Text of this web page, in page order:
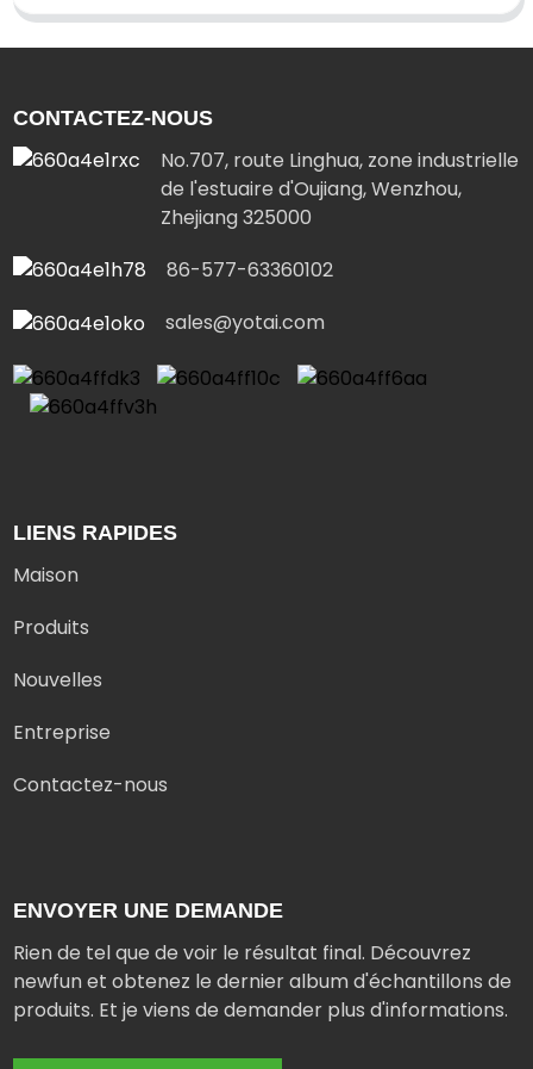
CONTACTEZ-NOUS
No.707, route Linghua, zone industrielle
de l'estuaire d'Oujiang, Wenzhou,
Zhejiang 325000
86-577-63360102
sales@yotai.com
LIENS RAPIDES
Maison
Produits
Nouvelles
Entreprise
Contactez-nous
ENVOYER UNE DEMANDE
Rien de tel que de voir le résultat final. Découvrez
newfun et obtenez le dernier album d'échantillons de
produits. Et je viens de demander plus d'informations.